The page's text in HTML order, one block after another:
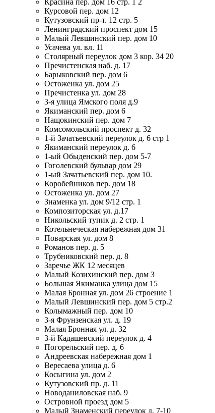
Курсовой пер. дом 12
Кутузовский пр-т. 12 стр. 5
Ленинградский проспект дом 15
Малый Левшинский пер. дом 10
Усачева ул. вл. 11
Столярный переулок дом 3 кор. 34 20
Пречистенская наб. д. 17
Барыковский пер. дом 6
Остоженка ул. дом 25
Пречистенка ул. дом 28
3-я улица Ямского поля д.9
Якиманский пер. дом 6
Нащокинский пер. дом 7
Комсомольский проспект д. 32
1-й Зачатьевский переулок д. 6 стр 1
Якиманский переулок д. 6
1-ый Обыденский пер. дом 5-7
Гоголевский бульвар дом 29
1-ый Зачатьевский пер. дом 10.
Коробейников пер. дом 18
Остоженка ул. дом 27
Знаменка ул. дом 9/12 стр. 1
Композиторская ул. д.17
Никольский тупик д. 2 стр. 1
Котельнеческая набережная дом 31
Поварская ул. дом 8
Романов пер. д. 5
Трубниковский пер. д. 8
Заречье ЖК 12 месяцев
Малый Козихинский пер. дом 3
Большая Якиманка улица дом 15
Малая Бронная ул. дом 26 строение 1
Малый Левшинский пер. дом 5 стр.2
Колымажный пер. дом 10
3-я Фрунзенская ул. д. 19
Малая Бронная ул. д. 32
3-й Кадашевский переулок д. 4
Погорельский пер. д. 6
Андреевская набережная дом 1
Вересаева улица д. 6
Косыгина ул. дом 2
Кутузовский пр. д. 11
Новоданиловская наб. 9
Островной проезд дом 5
Малый Знаменский переулок д. 7-10